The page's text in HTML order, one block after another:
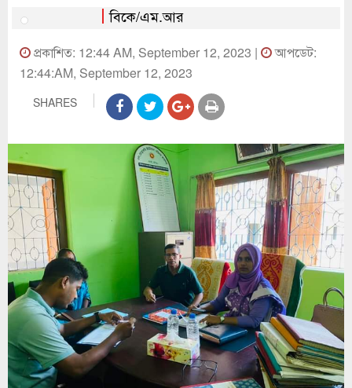
বিকে/এম.আর
প্রকাশিত: 12:44 AM, September 12, 2023 |
আপডেট:
12:44:AM, September 12, 2023
SHARES